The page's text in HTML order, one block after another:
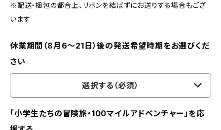
※配送・梱包の都合上、リボンを結ばずにお送りする場合もござ
います
休業期間（8月6〜21日）後の発送希望時期をお選びくだ
さい
選択する（必須）
「小学生たちの冒険旅・100マイルアドベンチャー」を応